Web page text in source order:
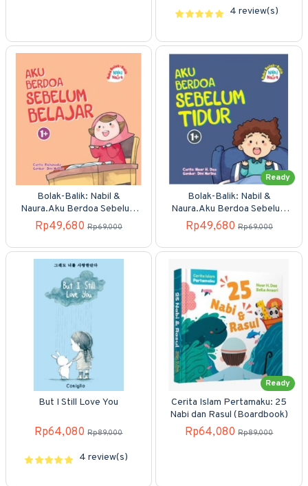
4 review(s)
Bolak-Balik: Nabil &
Naura.Aku Berdoa Sebelum
& Sesudah Belajar
(Boardbook)
Rp49,680 Rp69,000
Ready
Bolak-Balik: Nabil &
Naura.Aku Berdoa Sebelum
Tidur & Bangun Tidur
(Boardbook)
Rp49,680 Rp69,000
But I Still Love You
Rp64,080 Rp89,000
4 review(s)
Ready
Cerita Islam Pertamaku: 25
Nabi dan Rasul (Boardbook)
Rp64,080 Rp89,000